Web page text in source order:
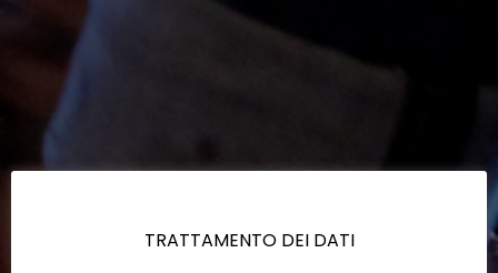
TRATTAMENTO DEI DATI